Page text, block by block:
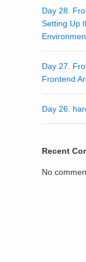
Day 28.
Setting Up
Day 27.
Frontend
Day 26.
Recent
No